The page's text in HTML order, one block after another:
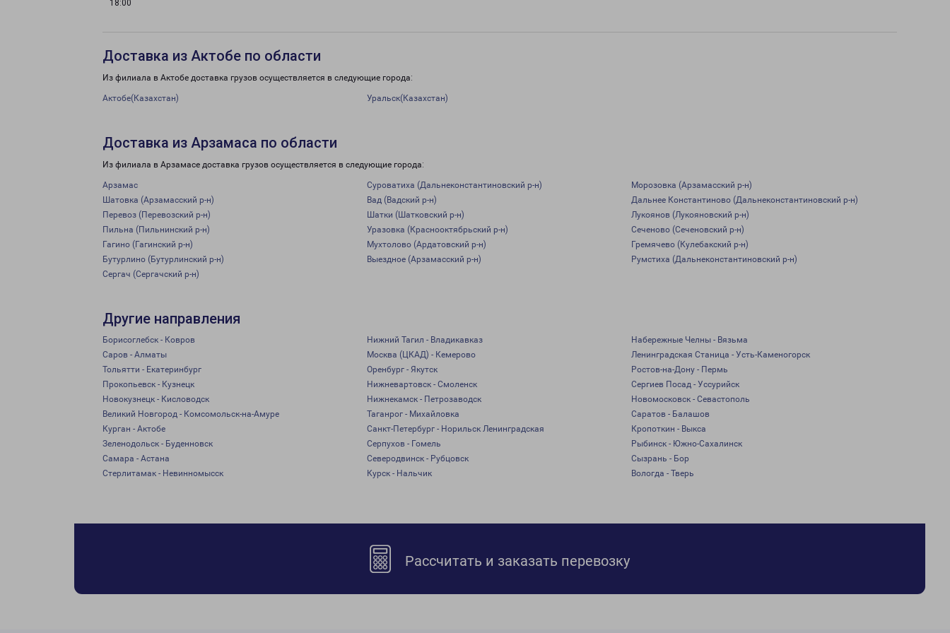
18:00
Доставка из Актобе по области
Из филиала в Актобе доставка грузов осуществляется в следующие города:
Актобе(Казахстан) Уральск(Казахстан)
Доставка из Арзамаса по области
Из филиала в Арзамасе доставка грузов осуществляется в следующие города:
Арзамас Суроватиха (Дальнеконстантиновский р-н)
Морозовка (Арзамасский р-н)
Шатовка (Арзамасский р-н)
Вад (Вадский р-н)
Дальнее Константиново (Дальнеконстантиновский р-н)
Перевоз (Перевозский р-н)
Шатки (Шатковский р-н)
Лукоянов (Лукояновский р-н)
Пильна (Пильнинский р-н)
Уразовка (Краснооктябрьский р-н)
Сеченово (Сеченовский р-н)
Гагино (Гагинский р-н)
Мухтолово (Ардатовский р-н)
Гремячево (Кулебакский р-н)
Бутурлино (Бутурлинский р-н)
Выездное (Арзамасский р-н)
Румстиха (Дальнеконстантиновский р-н)
Сергач (Сергачский р-н)
Другие направления
Борисоглебск - Ковров Нижний Тагил - Владикавказ
Набережные Челны - Вязьма
Саров - Алматы
Москва (ЦКАД) - Кемерово
Ленинградская Станица - Усть-Каменогорск
Тольятти - Екатеринбург
Оренбург - Якутск
Ростов-на-Дону - Пермь
Прокопьевск - Кузнецк
Нижневартовск - Смоленск
Сергиев Посад - Уссурийск
Новокузнецк - Кисловодск
Нижнекамск - Петрозаводск
Новомосковск - Севастополь
Великий Новгород - Комсомольск-на-Амуре
Таганрог - Михайловка
Саратов - Балашов
Курган - Актобе
Санкт-Петербург - Норильск Ленинградская
Кропоткин - Выкса
Зеленодольск - Буденновск
Серпухов - Гомель
Рыбинск - Южно-Сахалинск
Самара - Астана
Северодвинск - Рубцовск
Сызрань - Бор
Стерлитамак - Невинномысск
Курск - Нальчик Вологда - Тверь
Рассчитать и заказать перевозку